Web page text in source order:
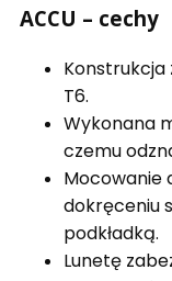
ACCU – cechy
Konstrukcja
T6.
Wykonana
czemu
Mocowanie
dokręceniu
podkładką.
Lunetę